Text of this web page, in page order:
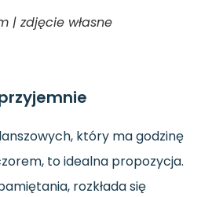
| zdjęcie własne
który ma godzinę
to idealna propozycja.
rozkłada się